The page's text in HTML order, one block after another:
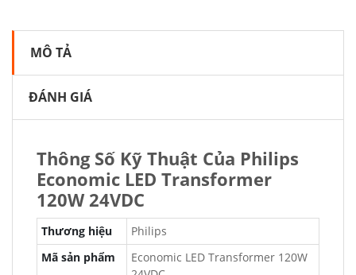
MÔ TẢ
ĐÁNH GIÁ
Thông Số Kỹ Thuật Của Philips
Economic LED Transformer
120W 24VDC
Thương hiệu
Philips
Mã sản phẩm
Economic LED Transformer 120W